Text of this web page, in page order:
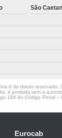
São
é de direito reservado.
é proibida sem a
184 do Código Penal –
Eurocab